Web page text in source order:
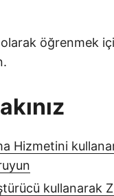
olarak öğrenmek
Hizmetini
kullanarak